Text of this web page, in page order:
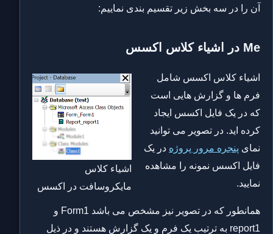
آن را در سه بخش زیر تقسیم بندی نماییم:
Me در اشیاء کلاس اکسس
اشیاء کلاس
مایکروسافت در اکسس
اشیاء کلاس اکسس شامل
فرم ها و گزارش هایی است
که در یک فایل اکسس ایجاد
کرده اید. در تصویر می توانید
نمای پنجره مرور پروژه در یک
فایل اکسس نمونه را مشاهده
نمایید.
همانطور که در تصویر نیز مشخص می باشد Form1 و
report1 به ترتیب یک فرم و یک گزارش هستند و در ذیل